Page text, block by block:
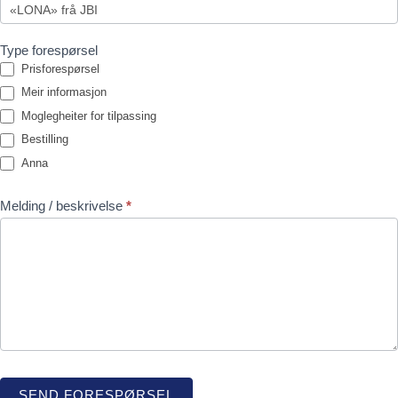
Type forespørsel
Prisforespørsel
Meir informasjon
Moglegheiter for tilpassing
Bestilling
Anna
Melding / beskrivelse *